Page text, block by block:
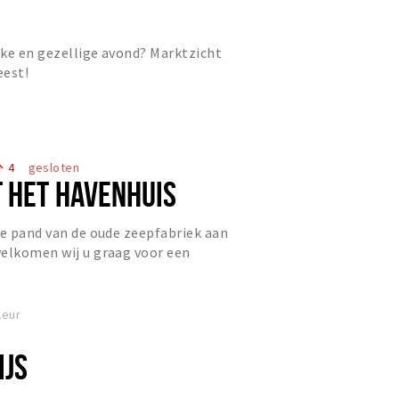
en gezellige avond? Marktzicht
4 gesloten
HAVENHUIS
van de oude zeepfabriek aan
wij u graag voor een